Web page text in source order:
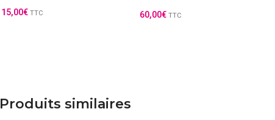
15,00€ TTC 60,00€ TTC
Produits similaires